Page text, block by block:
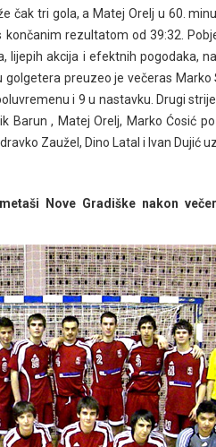
čak tri gola, a Matej Orelj u 60.
končanim rezultatom od 39:32.
lijepih akcija i efektnih pogodaka,
golgetera preuzeo je večeras
i 9 u nastavku. Drugi
Barun , Matej Orelj, Marko Ćosić
Zaužel, Dino Latal i Ivan Dujić
Nove Gradiške nakon